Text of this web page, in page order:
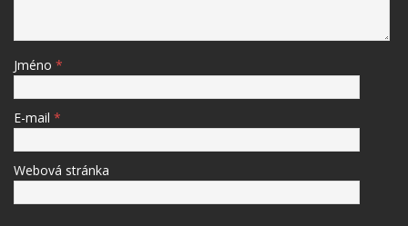
Jméno *
E-mail *
Webová stránka